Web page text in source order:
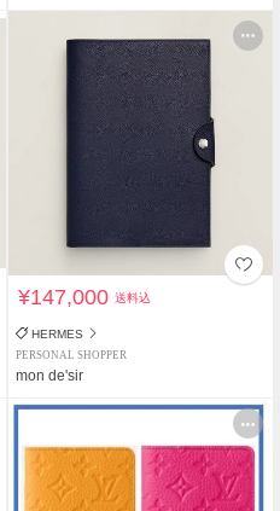
¥147,000送料込
HERMES
PERSONAL SHOPPER
mon de'sir